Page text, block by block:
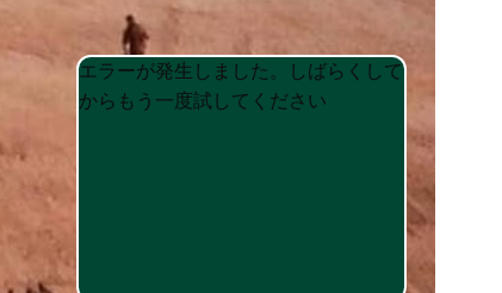
Product
List
Product
List
エラーが発生しました。しばらくして
からもう一度試してください